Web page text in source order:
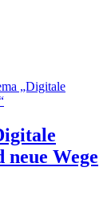
Wege